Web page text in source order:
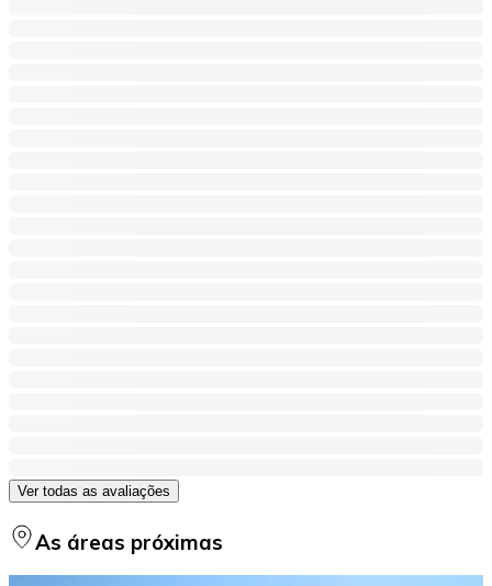
Ver todas as avaliações
As áreas próximas